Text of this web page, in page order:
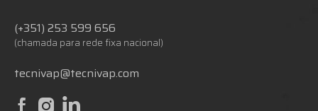
(+351) 253 599 656
(chamada para rede fixa nacional)
tecnivap@tecnivap.com